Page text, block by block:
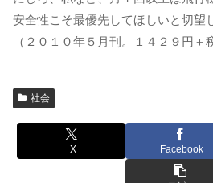
安全性こそ最優先してほしいと切望
（２０１０年５月刊。１４２９円＋
社会
X Facebook